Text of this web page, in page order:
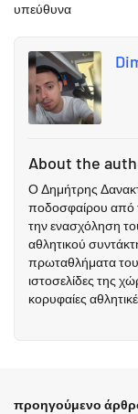
υπεύθυνα
About the
Ο Δημήτρης
ποδοσφαίρου από
την ενασχόληση
αθλητικού
πρωταθλήματα του
ιστοσελίδες της
κορυφαίες
προηγούμενο